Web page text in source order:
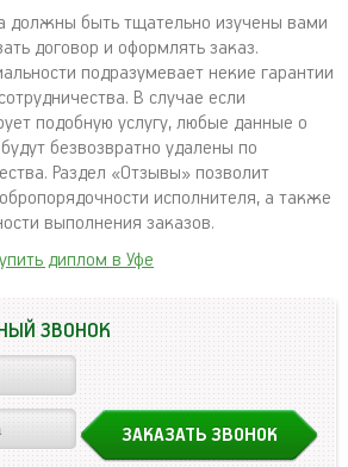
должны быть тщательно изучены вами
договор и оформлять заказ.
подразумевает некие гарантии
В случае если
подобную услугу, любые данные о
безвозвратно удалены по
Раздел «Отзывы» позволит
исполнителя, а также
выполнения заказов.
диплом в Уфе
ЗВОНОК